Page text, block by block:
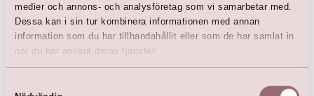
medier och annons- och analysföretag som vi samarbetar med.
Dessa kan i sin tur kombinera informationen med annan
information som du har tillhandahållit eller som de har samlat in
när du har använt deras tjänster.
Brudnäbbsklänning
kr 1 899,00